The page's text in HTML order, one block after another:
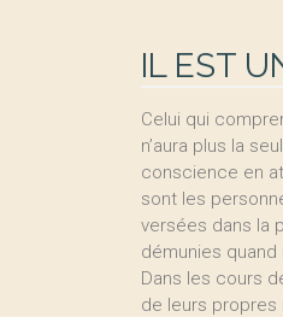
IL EST
Celui qui
n’aura plus la
conscience en
sont les
versées dans la
démunies quand
Dans les cours
de leurs propres